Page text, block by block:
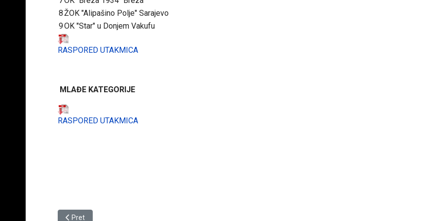
8ŽOK "Alipašino Polje" Sarajevo
9OK "Star" u Donjem Vakufu
RASPORED UTAKMICA
MLAĐE KATEGORIJE
RASPORED UTAKMICA
Prethodni članak: Raspored utakmica u ligama i KUP-u OS FBiH u sezoni 22/23
Pret